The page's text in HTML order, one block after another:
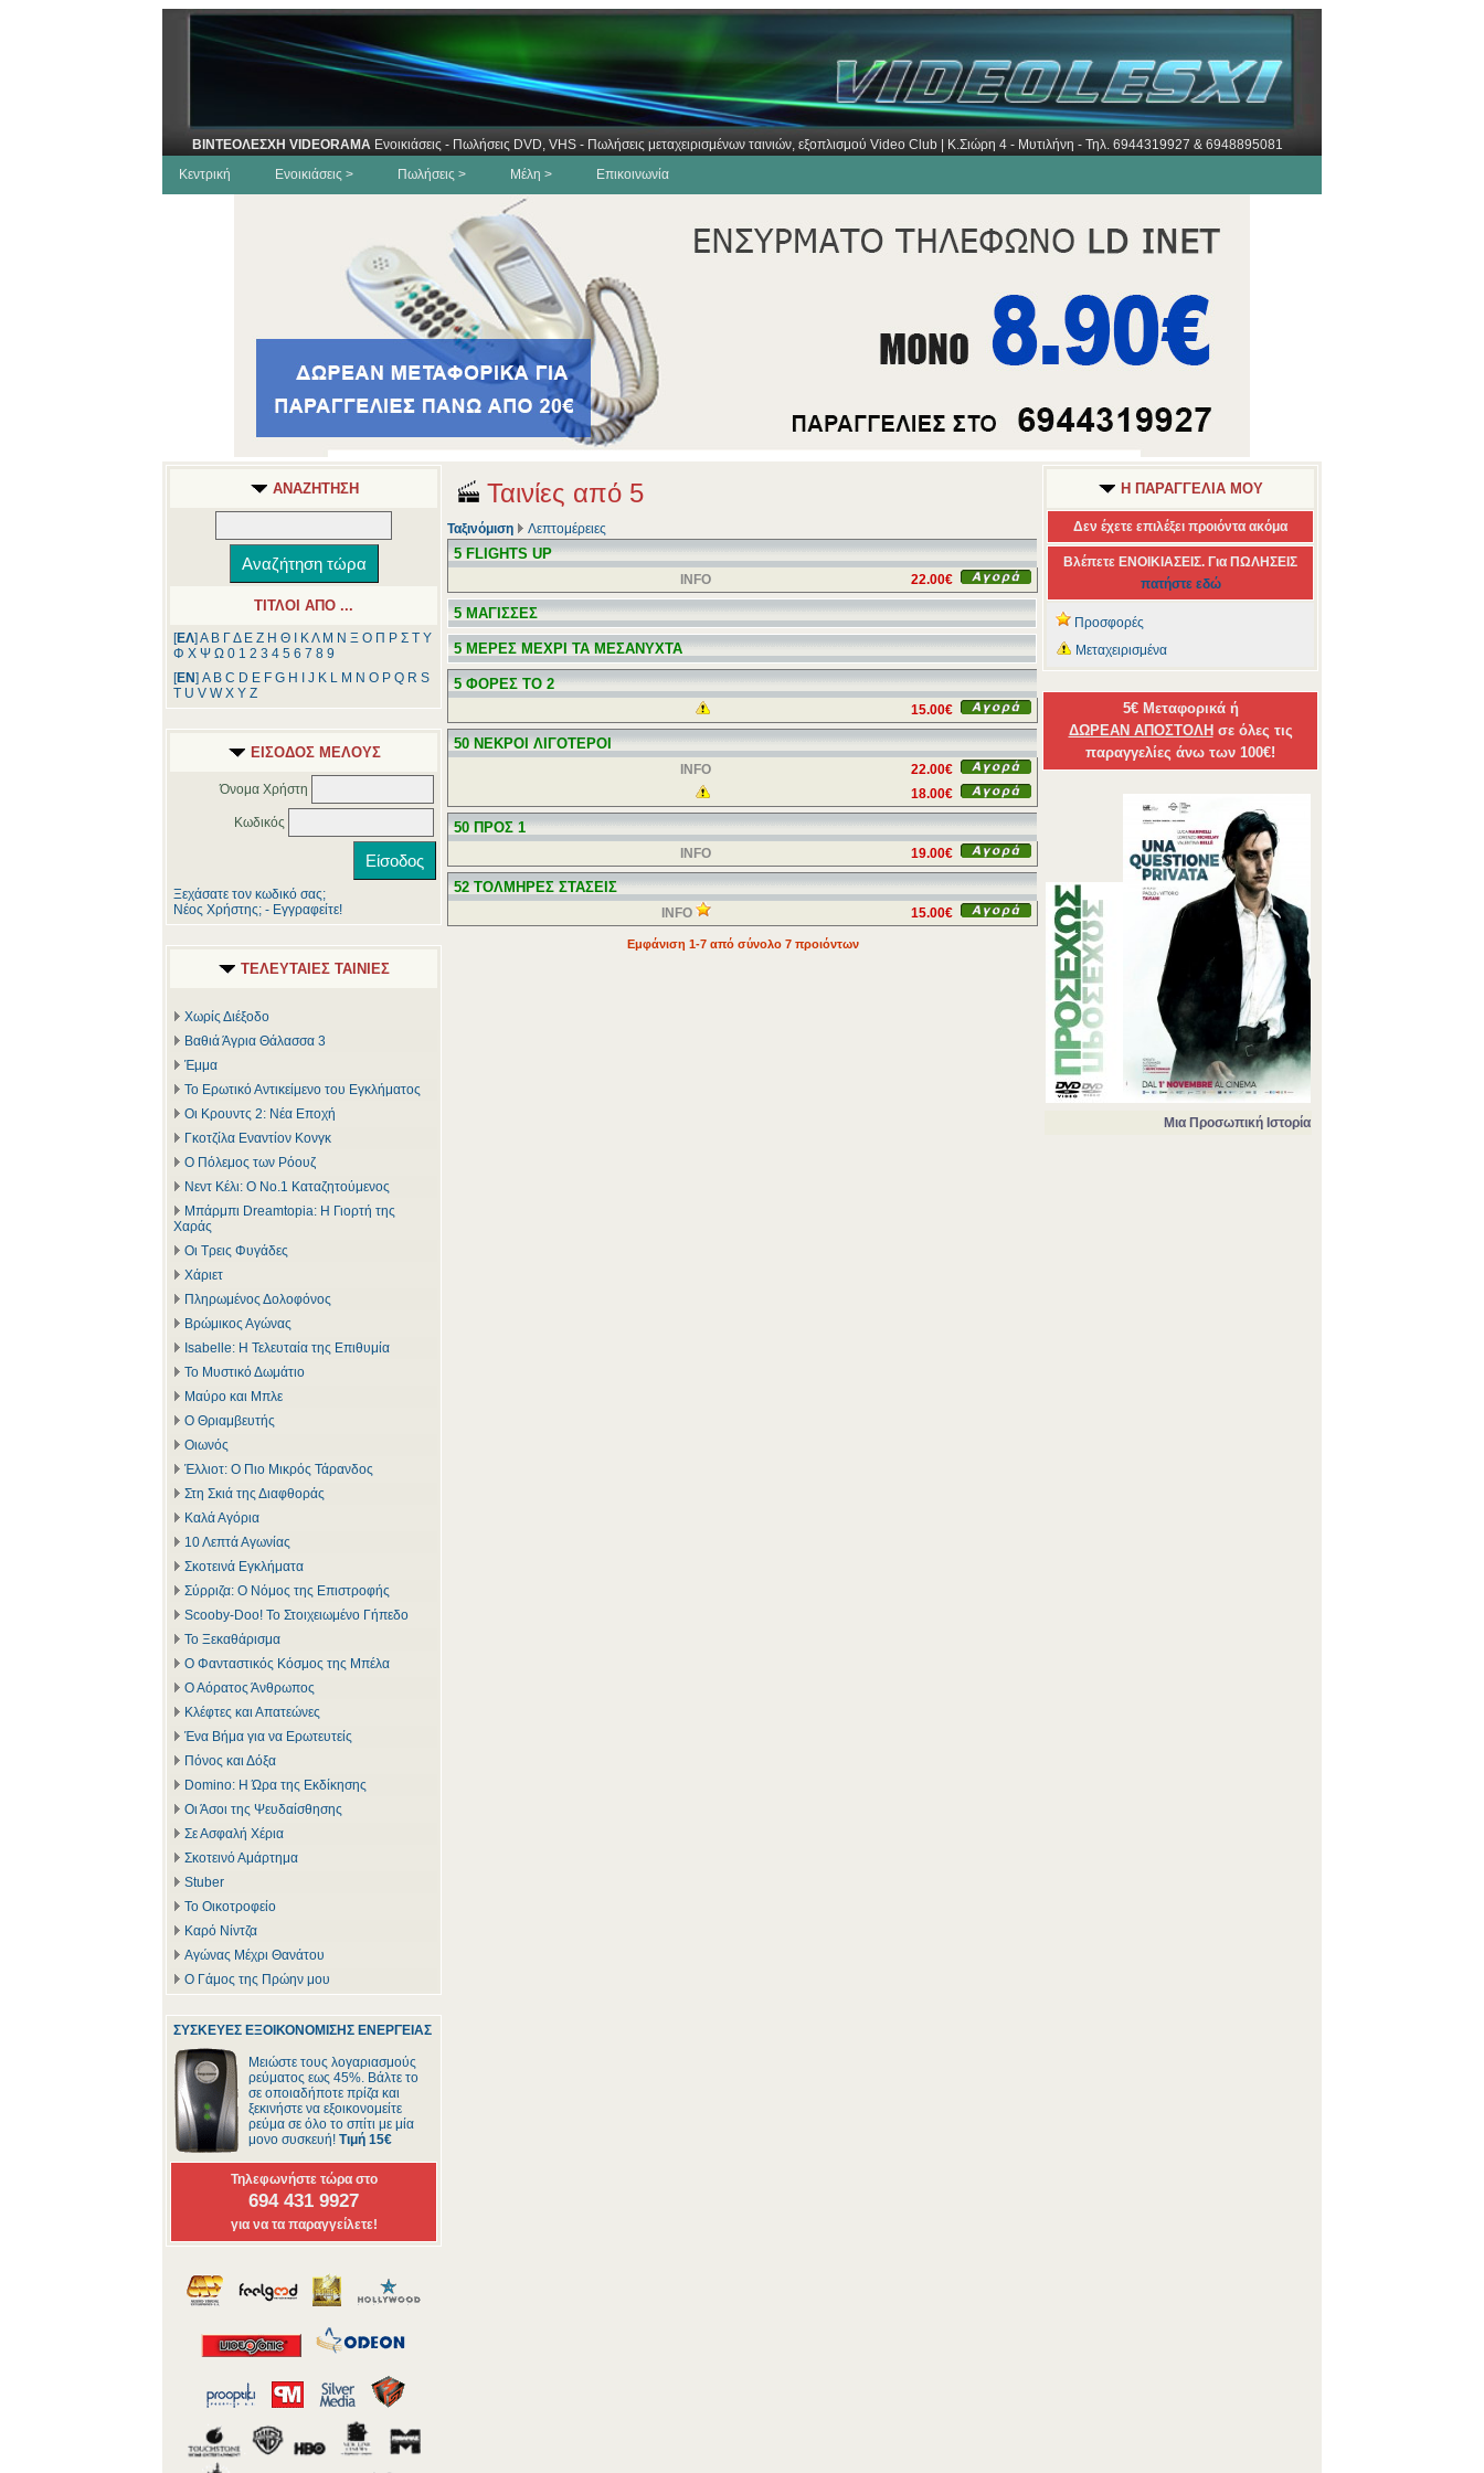
ΒΙΝΤΕΟΛΕΣΧΗ VIDEORAMA Ενοικιάσεις - Πωλήσεις DVD, VHS - Πωλήσεις μεταχειρισμένων ταινιών, εξοπλισμού Video Club | Κ.Σιώρη 4 - Μυτιλήνη - Τηλ. 6944319927 & 6948895081
Κεντρική
Ενοικιάσεις > Πωλήσεις > Μέλη > Επικοινωνία
ΑΝΑΖΗΤΗΣΗ
ΤΙΤΛΟΙ ΑΠΟ ...
[ΕΛ] Α Β ΓΔ Ε Ζ Η Θ ΚΛ Μ Ν Ξ Ο Π Ρ Σ Τ Υ
Φ Χ Ψ Ω 0 1 2 3 4 5 6 7 8 9
[ΕΝ] A B C D E F G H J K L M N O P Q R S
T U V W X Y Z
ΕΙΣΟΔΟΣ ΜΕΛΟΥΣ
Όνομα Χρήστη
Κωδικός
Ξεχάσατε τον κωδικό σας;
Νέος Χρήστης; - Εγγραφείτε!
ΤΕΛΕΥΤΑΙΕΣ ΤΑΙΝΙΕΣ
Χωρίς Διέξοδο
Βαθιά Άγρια Θάλασσα 3
Έμμα
Το Ερωτικό Αντικείμενο του Εγκλήματος
Οι Κρουντς 2: Νέα Εποχή
Γκοτζίλα Εναντίον Κονγκ
Ο Πόλεμος των Ρόουζ
Νεντ Κέλι: Ο Νο.1 Καταζητούμενος
Μπάρμπι Dreamtopia: Η Γιορτή της
Χαράς
Οι Τρεις Φυγάδες
Χάριετ
Πληρωμένος Δολοφόνος
Βρώμικος Αγώνας
Isabelle: Η Τελευταία της Επιθυμία
Το Μυστικό Δωμάτιο
Μαύρο και Μπλε
Ο Θριαμβευτής
Οιωνός
Έλλιοτ: Ο Πιο Μικρός Τάρανδος
Στη Σκιά της Διαφθοράς
Καλά Αγόρια
10 Λεπτά Αγωνίας
Σκοτεινά Εγκλήματα
Σύρριζα: Ο Νόμος της Επιστροφής
Scooby-Doo! Το Στοιχειωμένο Γήπεδο
Το Ξεκαθάρισμα
Ο Φανταστικός Κόσμος της Μπέλα
Ο Αόρατος Άνθρωπος
Κλέφτες και Απατεώνες
Ένα Βήμα για να Ερωτευτείς
Πόνος και Δόξα
Domino: Η Ώρα της Εκδίκησης
Οι Άσοι της Ψευδαίσθησης
Σε Ασφαλή Χέρια
Σκοτεινό Αμάρτημα
Stuber
Το Οικοτροφείο
Καρό Νίντζα
Αγώνας Μέχρι Θανάτου
Ο Γάμος της Πρώην μου
ΣΥΣΚΕΥΕΣ ΕΞΟΙΚΟΝΟΜΙΣΗΣ ΕΝΕΡΓΕΙΑΣ
Μειώστε τους λογαριασμούς
ρεύματος εως 45%. Βάλτε το
σε οποιαδήποτε πρίζα και
ξεκινήστε να εξοικονομείτε
ρεύμα σε όλο το σπίτι με μία
μονο συσκευή! Τιμή 15€
Τηλεφωνήστε τώρα στο
694 431 9927
για να τα παραγγείλετε!
Ταινίες από 5
Ταξινόμιση Λεπτομέρειες
5 FLIGHTS UP
INFO 22.00€
5 ΜΑΓΙΣΣΕΣ
5 ΜΕΡΕΣ ΜΕΧΡΙ ΤΑ ΜΕΣΑΝΥΧΤΑ
5 ΦΟΡΕΣ ΤΟ 2
15.00€
50 ΝΕΚΡΟΙ ΛΙΓΟΤΕΡΟΙ
INFO
22.00€
18.00€
50 ΠΡΟΣ 1
INFO 19.00€
52 ΤΟΛΜΗΡΕΣ ΣΤΑΣΕΙΣ
INFO 15.00€
Εμφάνιση 1-7 από σύνολο 7 προιόντων
Η ΠΑΡΑΓΓΕΛΙΑ ΜΟΥ
Δεν έχετε επιλέξει προιόντα ακόμα
Βλέπετε ΕΝΟΙΚΙΑΣΕΙΣ. Για ΠΩΛΗΣΕΙΣ
πατήστε εδώ
Προσφορές
Μεταχειρισμένα
5€ Μεταφορικά ή
ΔΩΡΕΑΝ ΑΠΟΣΤΟΛΗ σε όλες τις
παραγγελίες άνω των 100€!
Μια Προσωπική Ιστορία